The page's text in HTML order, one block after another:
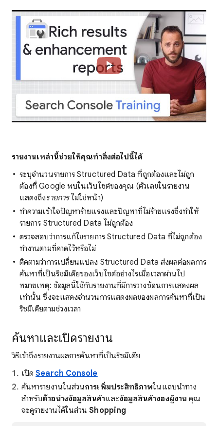
รายงานเหล่านี้ช่วยให้คุณทําสิ่งต่อไปนี้ได้
ระบุจํานวนรายการ Structured Data ที่ถูกต้องและไม่ถูก
ต้องที่ Google พบในเว็บไซต์ของคุณ (ตัวเลขในรายงาน
แสดงถึงรายการไม่ใช่หน้า)
ทําความเข้าใจปัญหาร้ายแรงและปัญหาที่ไม่ร้ายแรงซึ่งทําให้
รายการ Structured Data ไม่ถูกต้อง
ตรวจสอบว่าการแก้ไขรายการ Structured Data ที่ไม่ถูกต้อง
ทํางานตามที่คาดไว้หรือไม่
ติดตามว่าการเปลี่ยนแปลง Structured Data ส่งผลต่อผลการ
ค้นหาที่เป็นริชมีเดียของเว็บไซต์อย่างไรเมื่อเวลาผ่านไป
หมายเหตุ: ข้อมูลนี้ใช้กับรายงานที่มีการวางซ้อนการแสดงผล
เท่านั้น ซึ่งจะแสดงจํานวนการแสดงผลของผลการค้นหาที่เป็น
ริชมีเดียตามช่วงเวลา
ค้นหาและเปิดรายงาน
วิธีเข้าถึงรายงานผลการค้นหาที่เป็นริชมีเดีย
เปิดSearch Console
ค้นหารายงานในส่วนการเพิ่มประสิทธิภาพในแถบนำทาง
สำหรับตัวอย่างข้อมูลสินค้าและข้อมูลสินค้าของผู้ขาย คุณ
จะดูรายงานได้ในส่วนShopping